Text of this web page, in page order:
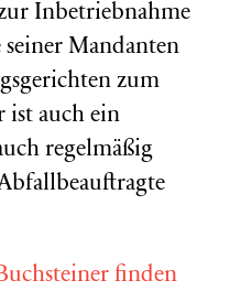
Inbetriebnahme
Mandanten
zum
ist auch ein
regelmäßig
finden